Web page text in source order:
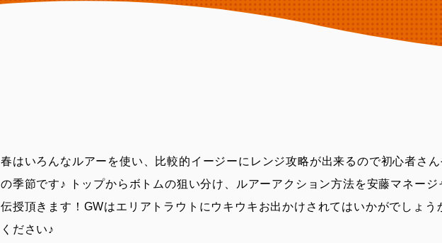
春はいろんなルアーを使い、比較的イージーにレンジ攻略が出来るので初心者さ
の季節です♪ トップからボトムの狙い分け、ルアーアクション方法を安藤マネー
伝授頂きます！GWはエリアトラウトにウキウキお出かけされてはいかがでしょう
ください♪